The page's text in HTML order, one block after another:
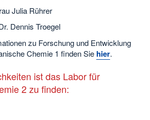
Julia Rührer
Dennis Troegel
zu Forschung und Entwicklung
Chemie 1 finden Sie hier.
ist das Labor für
2 zu finden: